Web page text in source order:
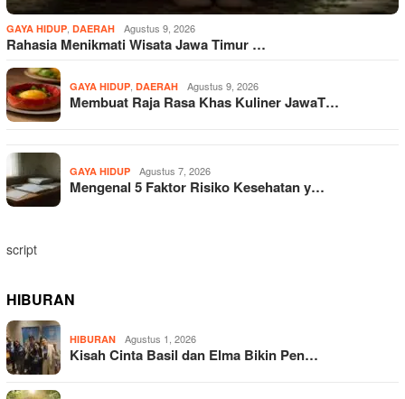
GAYA HIDUP DAERAH Agustus 9, 2026
Rahasia Menikmati Wisata Jawa Timur …
GAYA HIDUP DAERAH Agustus 9, 2026
Membuat Raja Rasa Khas Kuliner JawaT…
GAYA HIDUP Agustus 7, 2026
Mengenal 5 Faktor Risiko Kesehatan y…
script
HIBURAN
HIBURAN Agustus 1, 2026
Kisah Cinta Basil dan Elma Bikin Pen…